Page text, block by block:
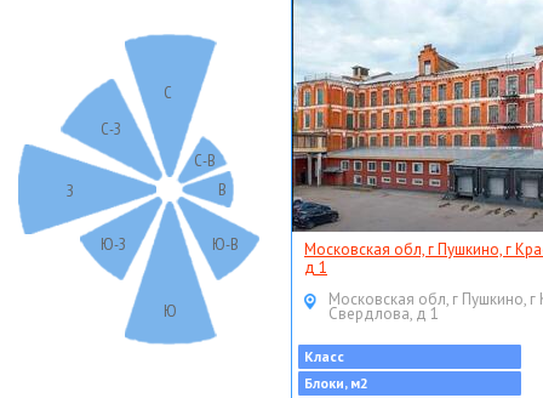
С
С-В
В
Ю-В
Ю
Ю-З
З
С-З
Московская обл, г Пушкино, г
д 1
Московская обл, г Пушкино, г
Свердлова, д 1
Класс
Блоки, м2